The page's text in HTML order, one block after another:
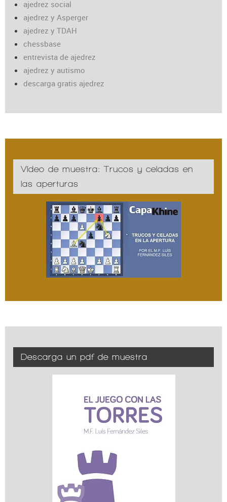
ajedrez social
ajedrez y Asperger
ajedrez y TDAH
chessbase
entrevista de ajedrez
ajedrez y autismo
descarga gratis ajedrez
Vídeo de muestra: Trucos y celadas en
las aperturas
Descarga un pdf de muestra